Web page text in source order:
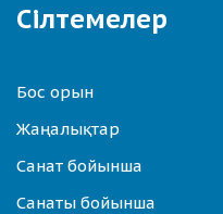
Сілтемелер
Бос орын
Жаңалықтар
Санат бойынша
Санаты бойынша